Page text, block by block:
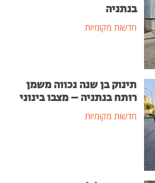
בנתניה
חדשות מקומיות
תינוק בן שנה נכווה משמן
רותח בנתניה – מצבו בינוני
חדשות מקומיות